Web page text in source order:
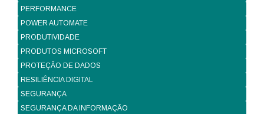
PERFORMANCE
POWER AUTOMATE
PRODUTIVIDADE
PRODUTOS MICROSOFT
PROTEÇÃO DE DADOS
RESILIÊNCIA DIGITAL
SEGURANÇA
SEGURANÇA DA INFORMAÇÃO